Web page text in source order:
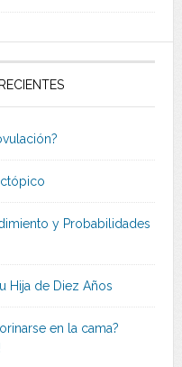
y Probabilidades
Hija de Diez Años
en la cama?